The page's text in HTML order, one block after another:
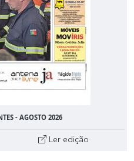
- AGOSTO 2026
Ler edição